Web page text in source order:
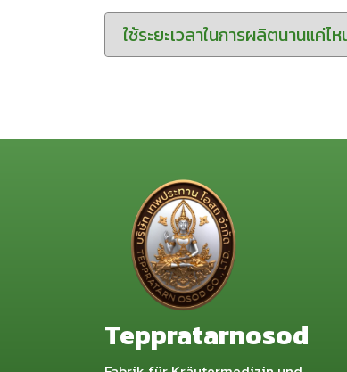
ใช้ระยะเวลาในการผลิตนานแค่ไห
Teppratarnosod